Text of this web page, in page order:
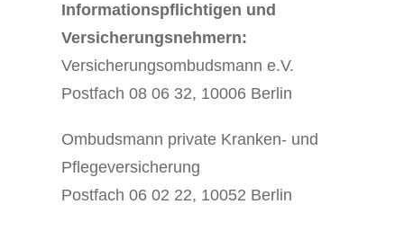
Informationspflichtigen und
Versicherungsnehmern:
Versicherungsombudsmann e.V.
Postfach 08 06 32, 10006 Berlin
Ombudsmann private Kranken- und
Pflegeversicherung
Postfach 06 02 22, 10052 Berlin